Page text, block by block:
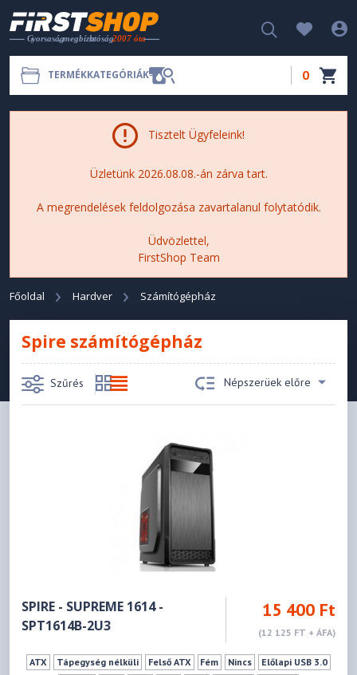
TERMÉKKATEGÓRIÁK 0
Tisztelt Ügyfeleink!
Üzletünk 2026.08.08.-án zárva tart.
A megrendelések feldolgozása zavartalanul folytatódik.
Üdvözlettel,
FirstShop Team
Főoldal Hardver Számítógépház
Spire számítógépház
Szűrés Népszerüek előre
SPIRE - SUPREME 1614 -
SPT1614B-2U3
15 400 Ft
(12 125 FT + ÁFA)
ATX Tápegység nélküli Felső ATX Fém Nincs
Előlapi USB 3.0